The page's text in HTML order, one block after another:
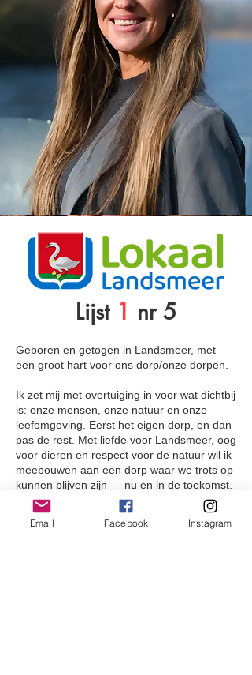
Lijst 1 nr 5
Geboren en getogen in Landsmeer, met
een groot hart voor ons dorp/onze dorpen.
Ik zet mij met overtuiging in voor wat dichtbij
is: onze mensen, onze natuur en onze
leefomgeving. Eerst het eigen dorp, en dan
pas de rest. Met liefde voor Landsmeer, oog
voor dieren en respect voor de natuur wil ik
meebouwen aan een dorp waar we trots op
kunnen blijven zijn — nu en in de toekomst.
Dankzij mijn gezin met twee kinderen heb ik
een goed beeld van wat er onder de jeugd
Email Facebook Instagram